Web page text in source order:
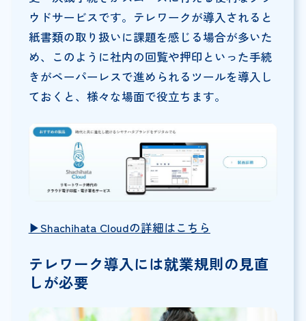
ウドサービスです。テレワークが導入されると
紙書類の取り扱いに課題を感じる場合が多いた
め、このように社内の回覧や押印といった手続
きがペーパーレスで進められるツールを導入し
ておくと、様々な場面で役立ちます。
▶︎Shachihata Cloudの詳細はこちら
テレワーク導入には就業規則の見直
しが必要